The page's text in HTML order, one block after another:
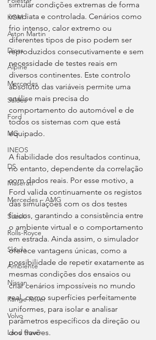
KGM
Aston Martin
Dicas
Alpine
Mercedes
Salões
Ford
MG
INEOS
DS
Maserati
Mercedes – AMG
Suzuki
Rolls-Royce
Skoda
Ambiente
Nissan
Range Rover
Volvo
Land Rover
simular condições extremas de forma
imediata e controlada. Cenários como
frio intenso, calor extremo ou
diferentes tipos de piso podem ser
reproduzidos consecutivamente e sem
necessidade de testes reais em
diversos continentes. Este controlo
absoluto das variáveis permite uma
análise mais precisa do
comportamento do automóvel e de
todos os sistemas com que está
equipado.
A fiabilidade dos resultados continua,
no entanto, dependente da correlação
com dados reais. Por esse motivo, a
Ford valida continuamente os registos
das simulações com os dos testes
físicos, garantindo a consistência entre
o ambiente virtual e o comportamento
em estrada. Ainda assim, o simulador
oferece vantagens únicas, como a
possibilidade de repetir exatamente as
mesmas condições dos ensaios ou
criar cenários impossíveis no mundo
real, como superfícies perfeitamente
uniformes, para isolar e analisar
parâmetros específicos da direção ou
dos travões.